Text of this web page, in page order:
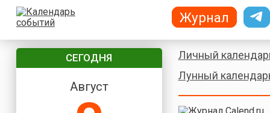
СЕГОДНЯ
Август
Личный
Лунный
Журнал